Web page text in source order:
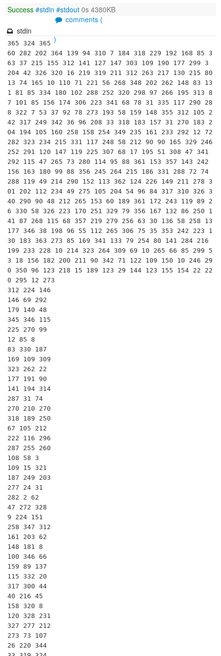
Success #stdin #stdout 0s 4380KB
comments (
)
stdin
365 324 365
60 282 202 364 139 94 310 7 184 318 229 192 168 85 3
63 37 215 155 312 141 127 147 303 109 190 177 299 3
204 42 326 320 16 219 319 211 312 263 217 130 215 80
13 74 165 10 110 71 221 56 268 348 202 262 148 83 13
1 81 85 334 180 102 288 252 320 298 97 266 195 313 8
7 101 85 156 174 306 223 341 68 78 31 335 117 290 28
8 322 7 53 37 92 78 273 193 58 159 148 355 312 105 2
42 317 249 342 36 96 208 33 318 183 157 31 270 183 2
04 194 105 160 258 158 254 349 235 161 233 292 12 72
282 323 234 215 331 117 248 58 212 90 90 165 329 246
252 291 120 147 119 225 307 68 17 195 51 308 47 341
292 115 47 265 73 280 114 95 88 361 153 357 143 242
156 163 180 99 88 356 245 264 215 186 331 288 72 74
288 119 49 214 290 152 113 362 124 226 149 211 278 3
01 202 112 234 49 275 105 204 54 96 84 317 310 326 3
40 290 90 48 212 265 153 60 189 361 172 243 119 89 2
6 330 58 326 223 170 251 329 79 356 167 132 86 250 1
41 87 268 115 68 357 219 279 256 63 30 136 58 258 13
177 346 38 198 96 55 112 265 306 75 35 353 242 223 1
30 183 363 273 85 169 341 133 79 254 80 141 284 216
199 233 228 10 214 323 264 309 69 10 265 66 85 299 5
3 18 156 182 200 211 90 342 71 122 109 150 10 246 29
0 350 96 123 218 15 189 123 29 144 123 155 154 22 22
0 295 12 273
312 224 146
146 69 292
179 140 48
345 346 115
225 270 99
12 85 8
83 330 187
169 109 309
323 262 22
177 191 90
141 194 314
287 31 74
270 210 270
318 189 250
67 105 212
222 116 296
287 255 260
108 58 3
109 15 321
187 249 203
277 24 31
282 2 62
47 272 328
9 224 151
258 347 312
161 203 62
148 181 8
100 346 66
159 89 137
115 332 20
317 300 44
40 216 45
158 320 8
120 328 231
327 277 212
273 73 107
26 220 344